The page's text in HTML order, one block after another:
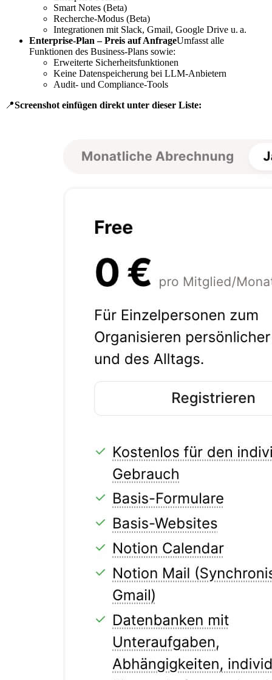
Smart Notes (Beta)
Recherche-Modus (Beta)
Integrationen mit Slack, Gmail, Google Drive u. a.
Enterprise-Plan – Preis auf AnfrageUmfasst alle
Funktionen des Business-Plans sowie:
Erweiterte Sicherheitsfunktionen
Keine Datenspeicherung bei LLM-Anbietern
Audit- und Compliance-Tools
📍Screenshot einfügen direkt unter dieser Liste: